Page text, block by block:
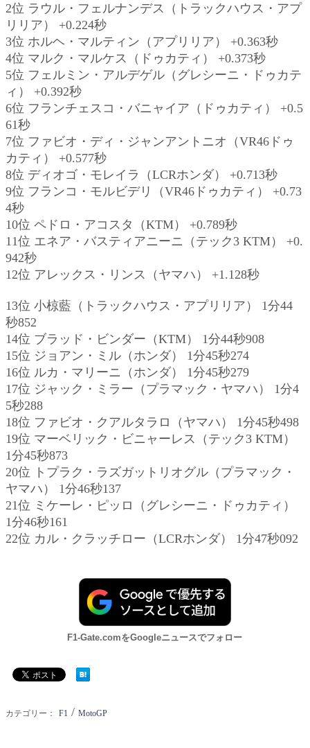
2位 ラウル・フェルナンデス（トラックハウス・アプ
リリア） +0.224秒
3位 ホルヘ・マルティン（アプリリア） +0.363秒
4位 マルク・マルケス（ドゥカティ） +0.373秒
5位 フェルミン・アルデゲル（グレシーニ・ドゥカテ
ィ） +0.392秒
6位 フランチェスコ・バニャイア（ドゥカティ） +0.5
61秒
7位 ファビオ・ディ・ジャンアントニオ（VR46ドゥ
カティ） +0.577秒
8位 ディオゴ・モレイラ（LCRホンダ） +0.713秒
9位 フランコ・モルビデリ（VR46ドゥカティ） +0.73
4秒
10位 ペドロ・アコスタ（KTM） +0.789秒
11位 エネア・バスティアニーニ（テック3 KTM） +0.
942秒
12位 アレックス・リンス（ヤマハ） +1.128秒
13位 小椋藍（トラックハウス・アプリリア） 1分44
秒852
14位 ブラッド・ビンダー（KTM） 1分44秒908
15位 ジョアン・ミル（ホンダ） 1分45秒274
16位 ルカ・マリーニ（ホンダ） 1分45秒279
17位 ジャック・ミラー（プラマック・ヤマハ） 1分4
5秒288
18位 ファビオ・クアルタラロ（ヤマハ） 1分45秒498
19位 マーベリック・ビニャーレス（テック3 KTM）
1分45秒873
20位 トプラク・ラズガットリオグル（プラマック・
ヤマハ） 1分46秒137
21位 ミケーレ・ピッロ（グレシーニ・ドゥカティ）
1分46秒161
22位 カル・クラッチロー（LCRホンダ） 1分47秒092
F1-Gate.comをGoogleニュースでフォロー
カテゴリー： F1 / MotoGP